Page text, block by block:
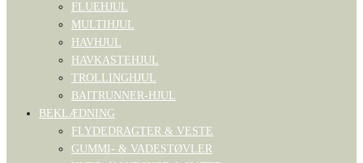
FLUEHJUL
MULTIHJUL
HAVHJUL
HAVKASTEHJUL
TROLLINGHJUL
BAITRUNNER-HJUL
BEKLÆDNING
FLYDEDRAGTER & VESTE
GUMMI- & VADESTØVLER